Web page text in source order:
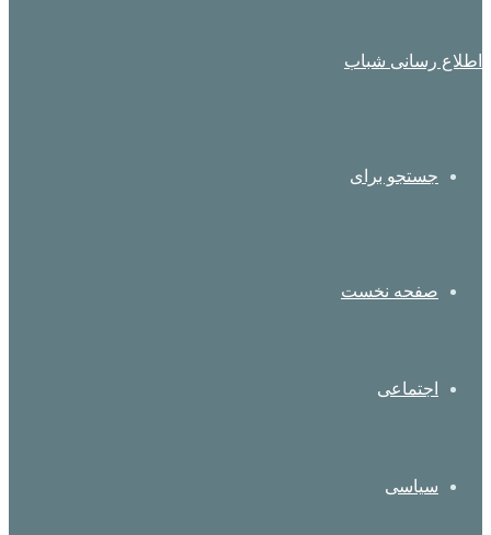
اطلاع رسانی شباب
جستجو برای
صفحه نخست
اجتماعی
سیاسی